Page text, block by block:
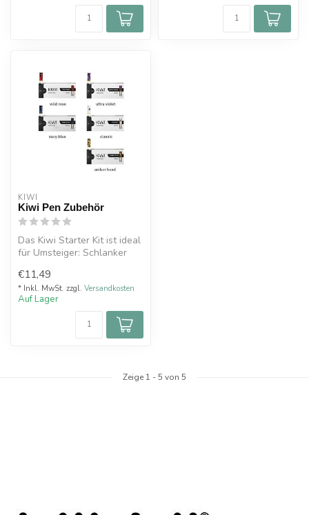
KIWI
Kiwi Pen Zubehör
Das Kiwi Starter Kit ist ideal
für Umsteiger: Schlanker
€11,49
* Inkl. MwSt. zzgl. Versandkosten
Auf Lager
Zeige 1 -5 von 5